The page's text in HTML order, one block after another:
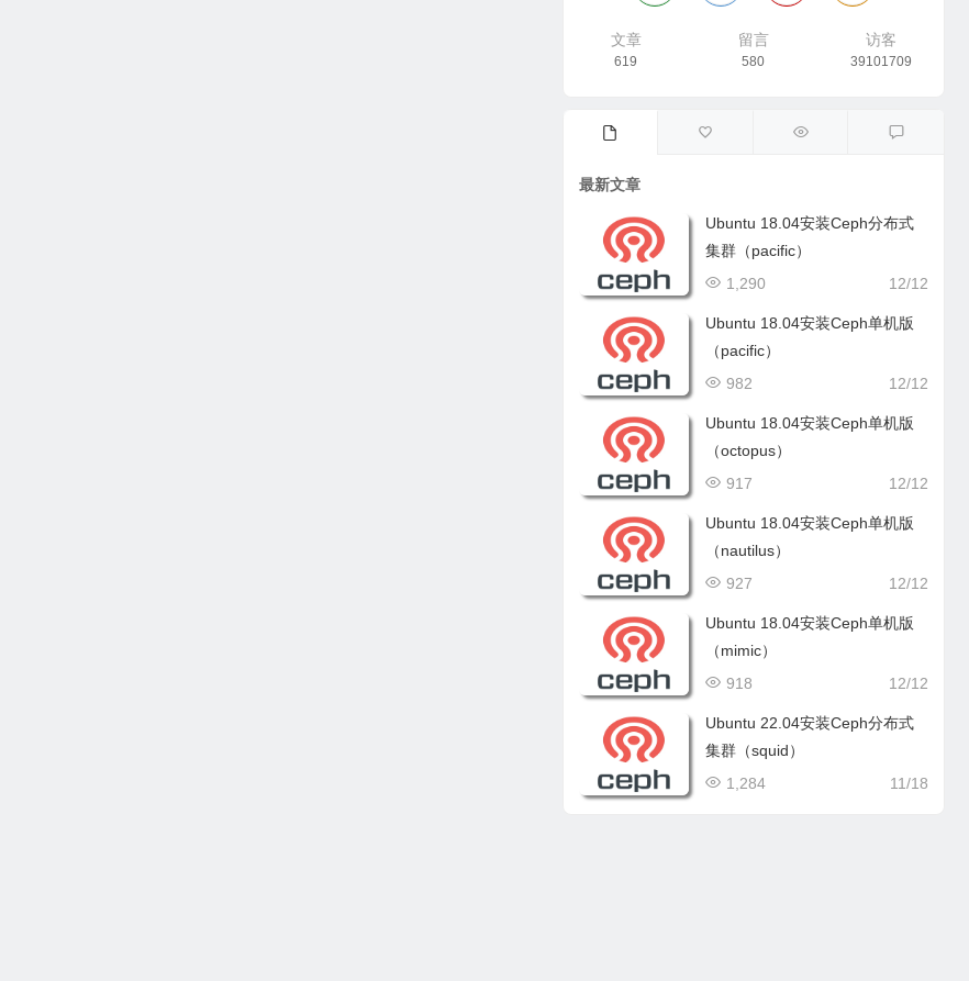
文章
619
留言
580
访客
39101709
最新文章
Ubuntu 18.04安装Ceph分布式
集群（pacific）
12/12
1,290
Ubuntu 18.04安装Ceph单机版
（pacific）
12/12
982
Ubuntu 18.04安装Ceph单机版
（octopus）
12/12
917
Ubuntu 18.04安装Ceph单机版
（nautilus）
12/12
927
Ubuntu 18.04安装Ceph单机版
（mimic）
12/12
918
Ubuntu 22.04安装Ceph分布式
集群（squid）
11/18
1,284